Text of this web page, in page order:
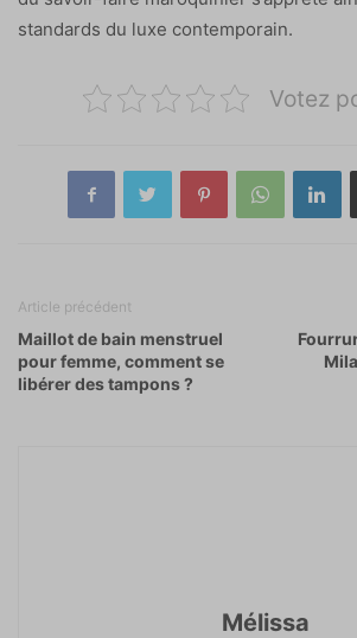
standards du luxe contemporain.
Votez
Article précédent
Maillot de bain menstruel
pour femme, comment se
libérer des tampons ?
Mélissa